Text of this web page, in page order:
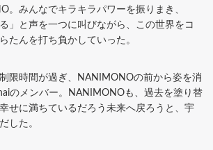
。みんなでキラキラパワーを振りまき、
」と声を一つに叫びながら、この世界をコ
たんを打ち負かしていった。
限時間が過ぎ、NANIMONOの前から姿を消
のメンバー。NANIMONOも、過去を塗り替
せに満ちているだろう未来へ戻ろうと、宇
した。